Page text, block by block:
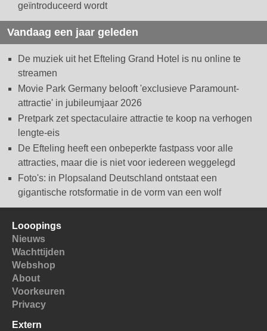
geïntroduceerd wordt
Vandaag een jaar geleden
De muziek uit het Efteling Grand Hotel is nu online te
streamen
Movie Park Germany belooft 'exclusieve Paramount-
attractie' in jubileumjaar 2026
Pretpark zet spectaculaire attractie te koop na verhogen
lengte-eis
De Efteling heeft een onbeperkte fastpass voor alle
attracties, maar die is niet voor iedereen weggelegd
Foto's: in Plopsaland Deutschland ontstaat een
gigantische rotsformatie in de vorm van een wolf
Looopings
Nieuws
Wachttijden
Webshop
About
Voorkeuren
Privacy
Extern